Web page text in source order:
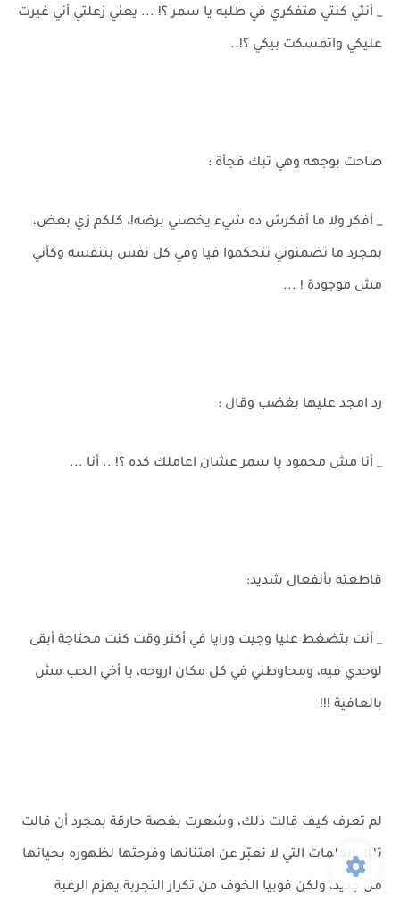
_ أنتي كنتي هتفكري في طلبه يا سمر ؟! ... يعني زعلتي أني غيرت
عليكي واتمسكت بيكي ؟!..
صاحت بوجهه وهي تبك فجأة :
_ أفكر ولا ما أفكرش ده شيء يخصني برضه!، كلكم زي بعض،
بمجرد ما تضمنوني تتحكموا فيا وفي كل نفس بتنفسه وكأني
مش موجودة ! ...
رد امجد عليها بغضب وقال :
_ أنا مش محمود يا سمر عشان اعاملك كده ؟! .. أنا ...
قاطعته بأنفعال شديد:
_ أنت بتضغط عليا وجيت ورايا في أكتر وقت كنت محتاجة أبقى
لوحدي فيه، ومحاوطني في كل مكان اروحه، يا أخي الحب مش
بالعافية !!!
لم تعرف كيف قالت ذلك، وشعرت بغصة حارقة بمجرد أن قالت
تلك الكلمات التي لا تعبّر عن امتنانها وفرحتها لظهوره بحياتها
من جديد، ولكن فوبيا الخوف من تكرار التجربة يهزم الرغبة